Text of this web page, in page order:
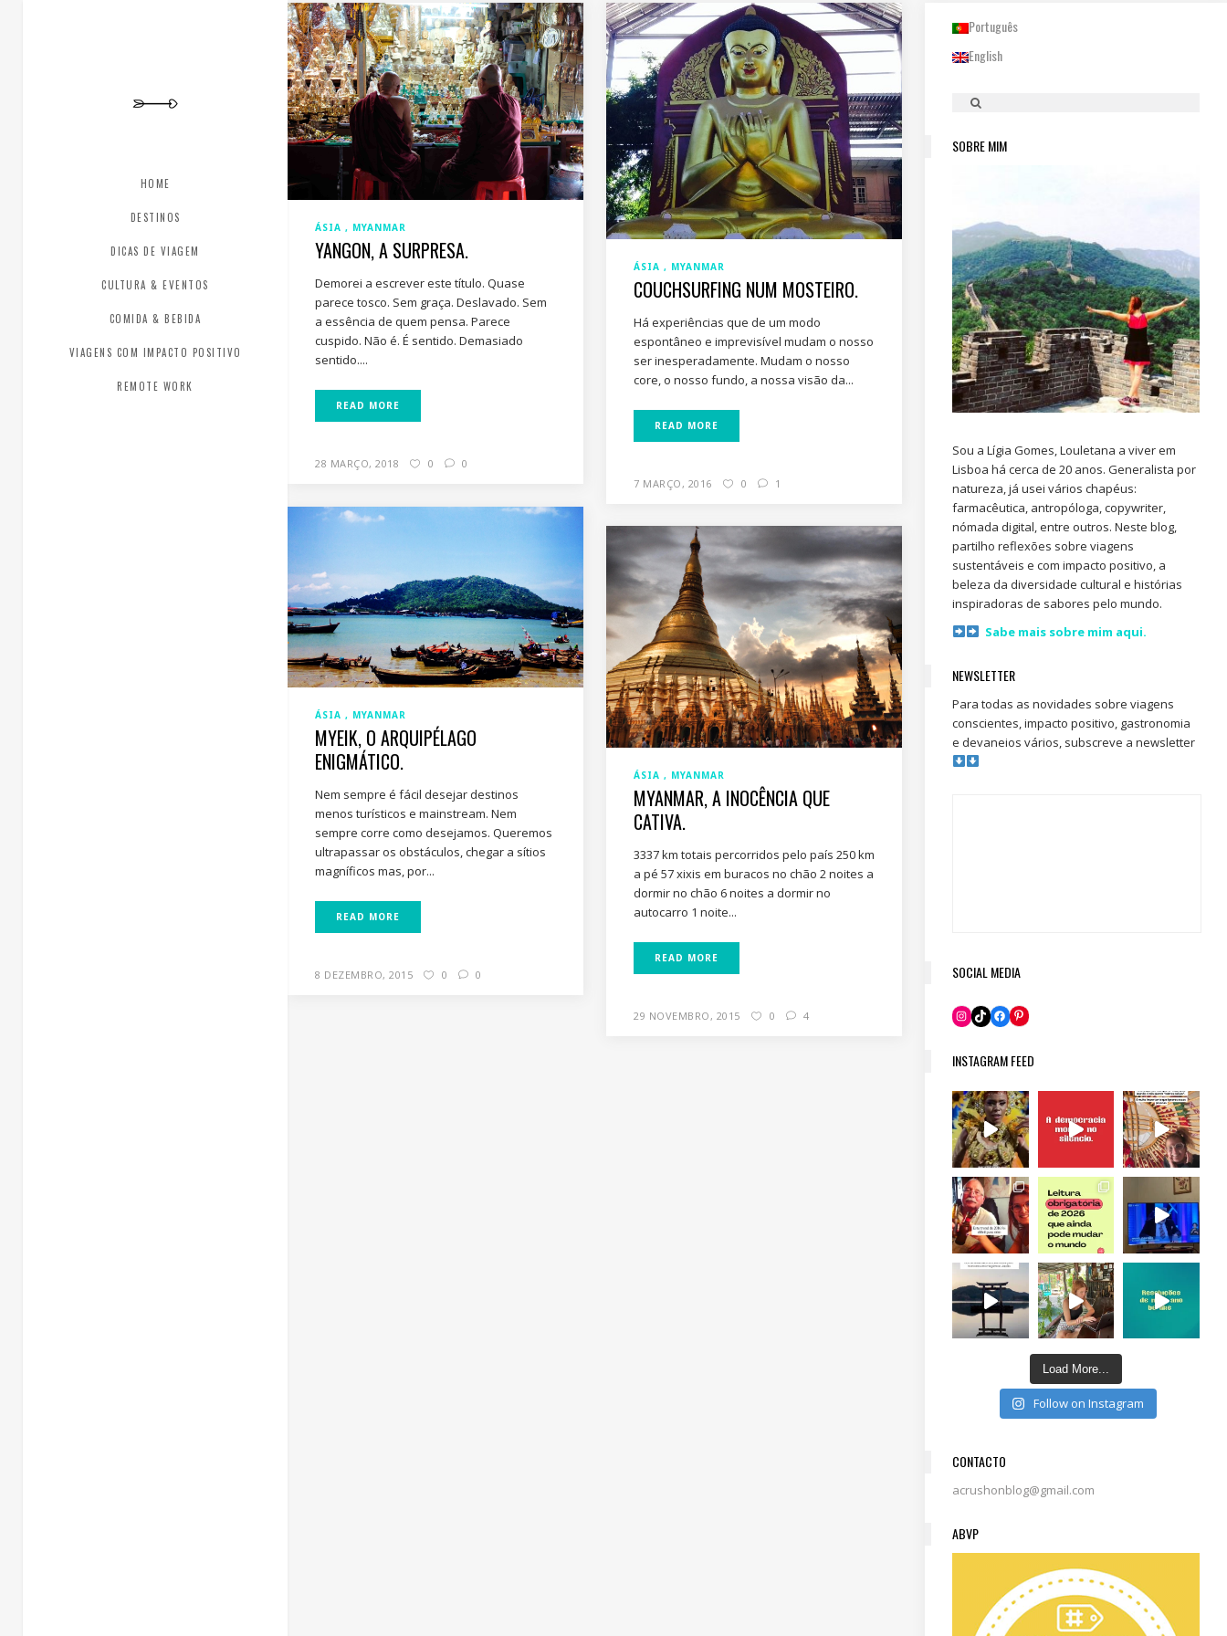
HOME
DESTINOS
DICAS DE VIAGEM
CULTURA & EVENTOS
COMIDA & BEBIDA
VIAGENS COM IMPACTO POSITIVO
REMOTE WORK
ÁSIA MYANMAR
YANGON, A SURPRESA.
Demorei a escrever este título. Quase
parece tosco. Sem graça. Deslavado. Sem
a essência de quem pensa. Parece
cuspido. Não é. É sentido. Demasiado
sentido....
READ MORE
28 MARÇO, 2018 0 0
ÁSIA MYANMAR
COUCHSURFING NUM MOSTEIRO.
Há experiências que de um modo
espontâneo e imprevisível mudam o nosso
ser inesperadamente. Mudam o nosso
core, o nosso fundo, a nossa visão da...
READ MORE
7 MARÇO, 2016 0 1
ÁSIA MYANMAR
MYEIK, O ARQUIPÉLAGO
ENIGMÁTICO.
Nem sempre é fácil desejar destinos
menos turísticos e mainstream. Nem
sempre corre como desejamos. Queremos
ultrapassar os obstáculos, chegar a sítios
magníficos mas, por...
READ MORE
8 DEZEMBRO, 2015 0 0
ÁSIA MYANMAR
MYANMAR, A INOCÊNCIA QUE
CATIVA.
3337 km totais percorridos pelo país 250 km
a pé 57 xixis em buracos no chão 2 noites a
dormir no chão 6 noites a dormir no
autocarro 1 noite...
READ MORE
29 NOVEMBRO, 2015 0 4
Português
English
SOBRE MIM
Sou a Lígia Gomes, Louletana a viver em
Lisboa há cerca de 20 anos. Generalista por
natureza, já usei vários chapéus:
farmacêutica, antropóloga, copywriter,
nómada digital, entre outros. Neste blog,
partilho reflexões sobre viagens
sustentáveis e com impacto positivo, a
beleza da diversidade cultural e histórias
inspiradoras de sabores pelo mundo.
Sabe mais sobre mim aqui.
NEWSLETTER
Para todas as novidades sobre viagens
conscientes, impacto positivo, gastronomia
e devaneios vários, subscreve a newsletter
SOCIAL MEDIA
Instagram
TikTokFacebookPinterest
INSTAGRAM FEED
Load More...
Follow on Instagram
CONTACTO
acrushonblog@gmail.com
ABVP